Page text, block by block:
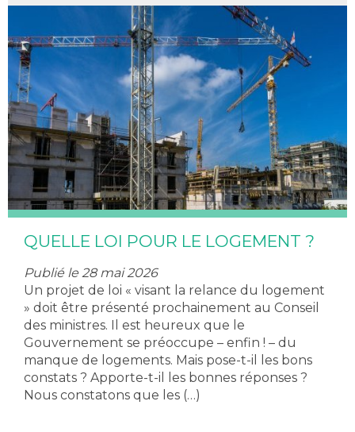
QUELLE LOI POUR LE LOGEMENT ?
Publié le 28 mai 2026
Un projet de loi « visant la relance du logement
» doit être présenté prochainement au Conseil
des ministres. Il est heureux que le
Gouvernement se préoccupe – enfin ! – du
manque de logements. Mais pose-t-il les bons
constats ? Apporte-t-il les bonnes réponses ?
Nous constatons que les (…)